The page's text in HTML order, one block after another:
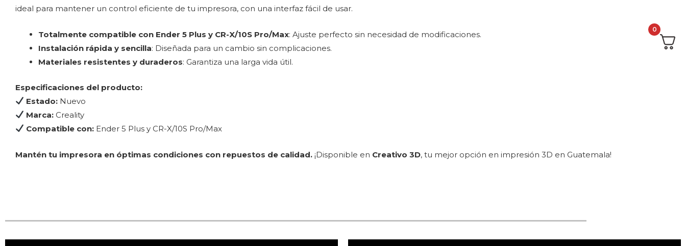
ideal para mantener un control eficiente de tu impresora, con una interfaz fácil de usar.
Totalmente compatible con Ender 5 Plus y CR-X/10S Pro/Max: Ajuste perfecto sin necesidad de modificaciones.
Instalación rápida y sencilla: Diseñada para un cambio sin complicaciones.
Materiales resistentes y duraderos: Garantiza una larga vida útil.
Especificaciones del producto:
Estado: Nuevo
Marca: Creality
Compatible con: Ender 5 Plus y CR-X/10S Pro/Max
Mantén tu impresora en óptimas condiciones con repuestos de calidad. ¡Disponible en Creativo 3D, tu mejor opción en impresión 3D en Guatemala!
0